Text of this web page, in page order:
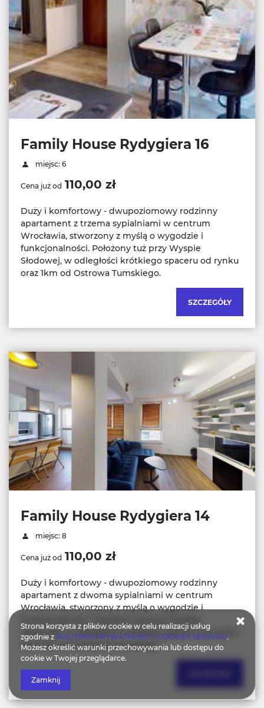
Family House Rydygiera 16
miejsc: 6
Cena już od 110,00 zł
Duży i komfortowy - dwupoziomowy rodzinny
apartament z trzema sypialniami w centrum
Wrocławia, stworzony z myślą o wygodzie i
funkcjonalności. Położony tuż przy Wyspie
Słodowej, w odległości krótkiego spaceru od rynku
oraz 1km od Ostrowa Tumskiego.
SZCZEGÓŁY
Family House Rydygiera 14
miejsc: 8
Cena już od 110,00 zł
Duży i komfortowy - dwupoziomowy rodzinny
apartament z dwoma sypialniami w centrum
Wrocławia, stworzony z myślą o wygodzie i
Słodowej, w odległości krótkiego spaceru od rynku
oraz 1km od Ostrowa Tumskiego.
Strona korzysta z plików cookie w celu realizacji usług
zgodnie z POLITYKA PRYWATNOŚCI I COOKIES SERWISU.
Możesz określić warunki przechowywania lub dostępu do
cookie w Twojej przeglądarce.
Zamknij